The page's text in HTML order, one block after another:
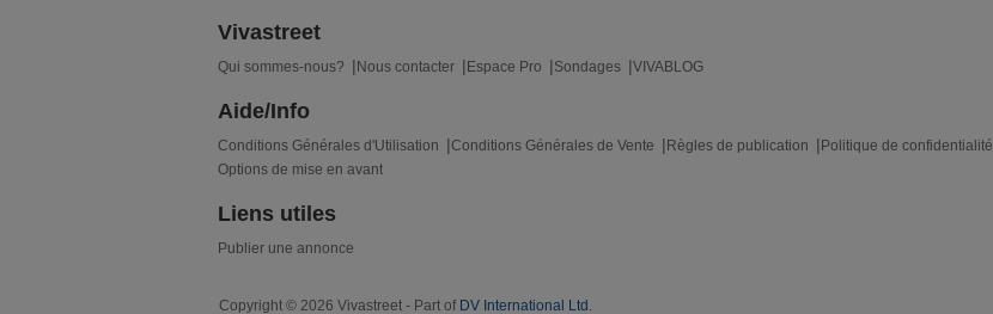
Vivastreet
Qui sommes-nous? Nous contacter Espace Pro Sondages VIVABLOG
Aide/Info
Conditions Générales d'Utilisation Conditions Générales de Vente Règles de publication Politique de confidentialité
Options de mise en avant
Liens utiles
Publier une annonce
Copyright © 2026 Vivastreet - Part of DV International Ltd .